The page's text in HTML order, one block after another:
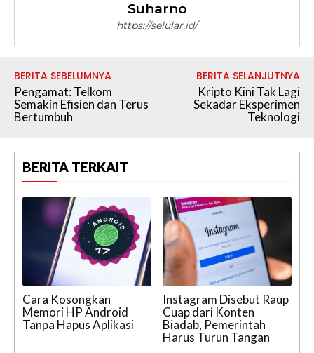
Suharno
https://selular.id/
BERITA SEBELUMNYA
Pengamat: Telkom
Semakin Efisien dan Terus
Bertumbuh
BERITA SELANJUTNYA
Kripto Kini Tak Lagi
Sekadar Eksperimen
Teknologi
BERITA TERKAIT
Cara Kosongkan
Memori HP Android
Tanpa Hapus Aplikasi
Instagram Disebut Raup
Cuap dari Konten
Biadab, Pemerintah
Harus Turun Tangan